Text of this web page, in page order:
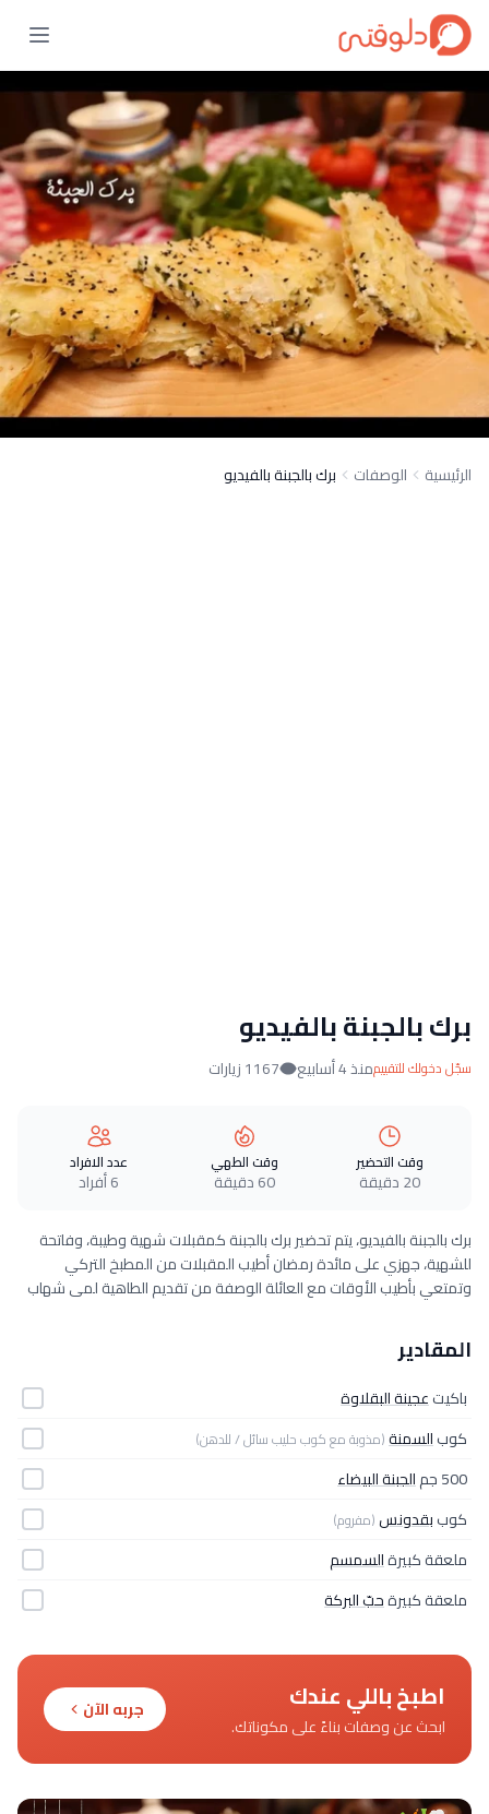
الرئيسية الوصفات برك بالجبنة بالفيديو
برك بالجبنة بالفيديو
سجّل دخولك للتقييممنذ 4 أسابيع 1167 زيارات
وقت التحضير
20 دقيقة
وقت الطهي
60 دقيقة
عدد الافراد
6 أفراد
برك بالجبنة بالفيديو، يتم تحضير برك بالجبنة كمقبلات شهية وطيبة، وفاتحة
للشهية، جهزي على مائدة رمضان أطيب المقبلات من المطبخ التركي
وتمتعي بأطيب الأوقات مع العائلة الوصفة من تقديم الطاهية لمى شهاب
المقادير
باكيتعجينة البقلاوة
كوبالسمنة(مذوبة مع كوب حليب سائل / للدهن)
500 جم
الجبنة البيضاء
كوببقدونس(مفروم)
ملعقة كبيرةالسمسم
ملعقة كبيرةحبّ البركة
اطبخ باللي عندك
ابحث عن وصفات بناءً على مكوناتك.
جربه الآن